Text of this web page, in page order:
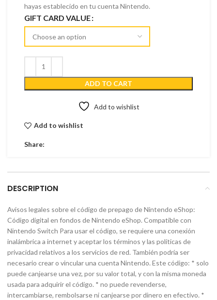
hayas establecido en tu cuenta Nintendo.
GIFT CARD VALUE
ADD TO CART
Add to wishlist
Add to wishlist
Share:
DESCRIPTION
Avisos legales sobre el código de prepago de Nintendo eShop:
Código digital en fondos de Nintendo eShop. Compatible con
Nintendo Switch Para usar el código, se requiere una conexión
inalámbrica a internet y aceptar los términos y las políticas de
privacidad relativos a los servicios de red. También podría ser
necesario crear o vincular una cuenta Nintendo. Este código: * solo
puede canjearse una vez, por su valor total, y con la misma moneda
usada para adquirir el código. * no puede revenderse,
intercambiarse, rembolsarse ni canjearse por dinero en efectivo. *